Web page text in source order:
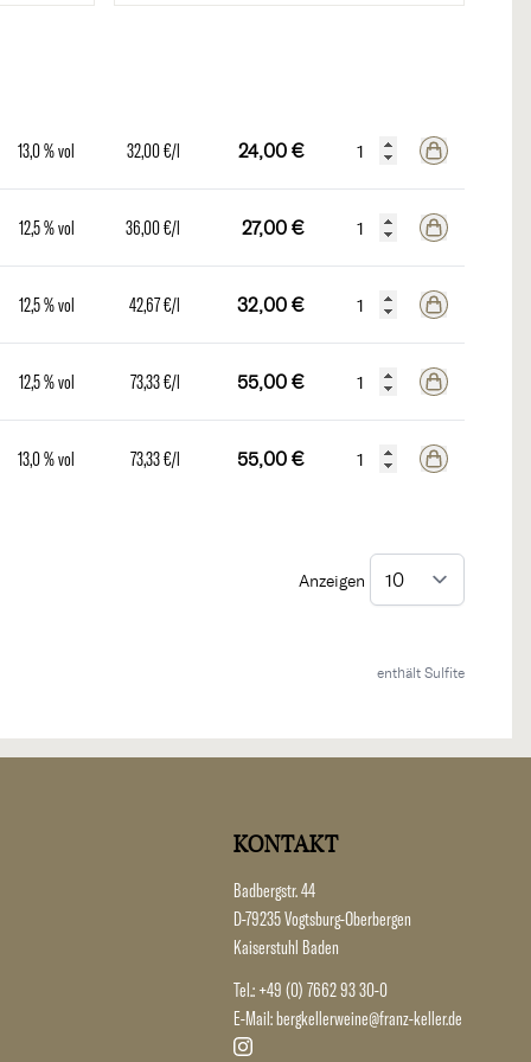
13,0 % vol 32,00 €/l 24,00 €
12,5 % vol 36,00 €/l 27,00 €
12,5 % vol 42,67 €/l 32,00 €
12,5 % vol 73,33 €/l 55,00 €
13,0 % vol 73,33 €/l 55,00 €
Anzeigen
enthält Sulfite
KONTAKT
Badbergstr. 44
D-79235 Vogtsburg-Oberbergen
Kaiserstuhl Baden
Tel.: +49 (0) 7662 93 30-0
E-Mail:bergkellerweine@franz-keller.de